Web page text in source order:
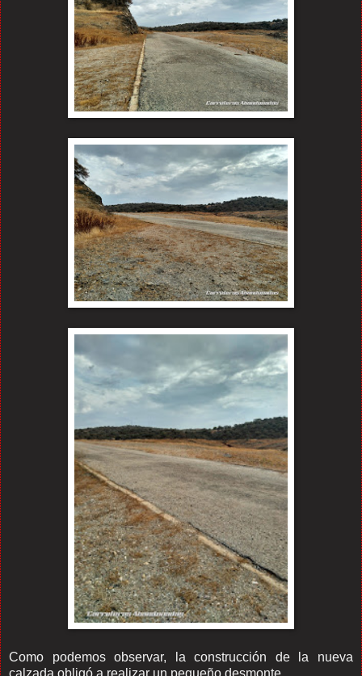
Como podemos observar, la construcción de la nueva
calzada obligó a realizar un pequeño desmonte.